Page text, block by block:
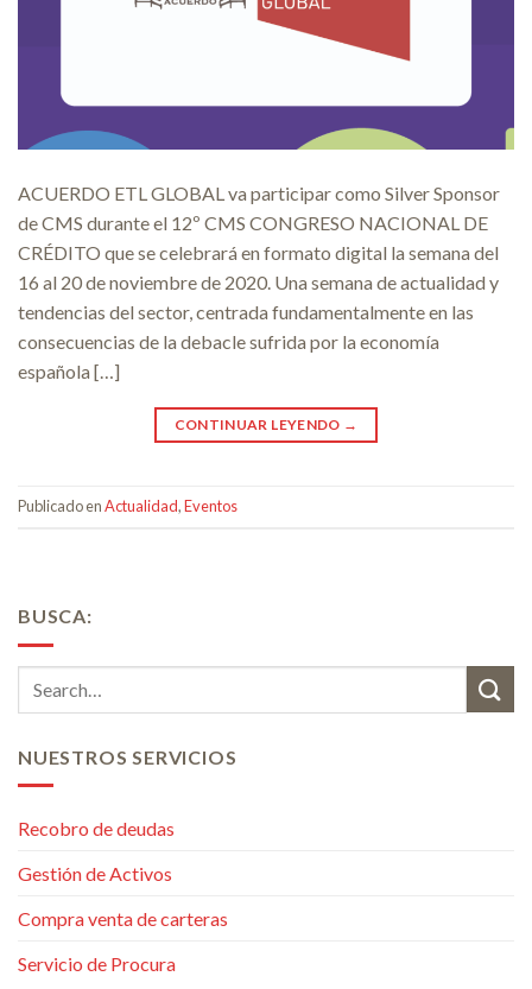
ACUERDO ETL GLOBAL va participar como Silver Sponsor
de CMS durante el 12º CMS CONGRESO NACIONAL DE
CRÉDITO que se celebrará en formato digital la semana del
16 al 20 de noviembre de 2020. Una semana de actualidad y
tendencias del sector, centrada fundamentalmente en las
consecuencias de la debacle sufrida por la economía
española […]
CONTINUAR LEYENDO →
Publicado enActualidad,Eventos
BUSCA:
NUESTROS SERVICIOS
Recobro de deudas
Gestión de Activos
Compra venta de carteras
Servicio de Procura